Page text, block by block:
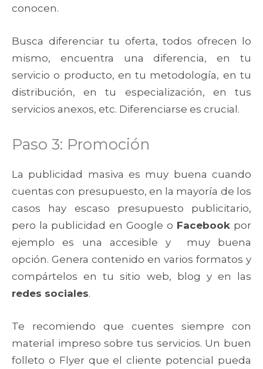
conocen.
Busca diferenciar tu oferta, todos ofrecen lo
mismo, encuentra una diferencia, en tu
servicio o producto, en tu metodología, en tu
distribución, en tu especialización, en tus
servicios anexos, etc. Diferenciarse es crucial.
Paso 3: Promoción
La publicidad masiva es muy buena cuando
cuentas con presupuesto, en la mayoría de los
casos hay escaso presupuesto publicitario,
pero la publicidad en Google o Facebook por
ejemplo es una accesible y muy buena
opción. Genera contenido en varios formatos y
compártelos en tu sitio web, blog y en las
redes sociales.
Te recomiendo que cuentes siempre con
material impreso sobre tus servicios. Un buen
folleto o Flyer que el cliente potencial pueda